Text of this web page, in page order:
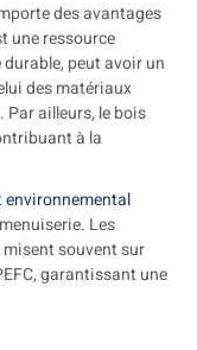
des avantages
une ressource
peut avoir un
des matériaux
Par ailleurs, le bois
à la
environnemental
Les
souvent sur
garantissant une